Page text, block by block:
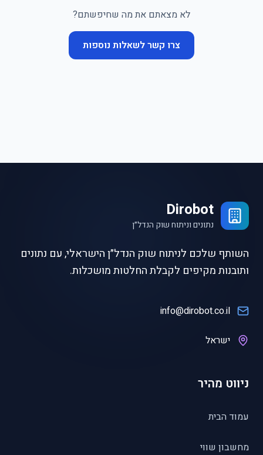
לא מצאתם את מה שחיפשתם?
צרו קשר לשאלות נוספות
Dirobot
נתונים וניתוח שוק הנדל״ן
השותף שלכם לניתוח שוק הנדל״ן הישראלי, עם נתונים
ותובנות מקיפים לקבלת החלטות מושכלות.
info@dirobot.co.il
ישראל
ניווט מהיר
עמוד הבית
מחשבון שווי